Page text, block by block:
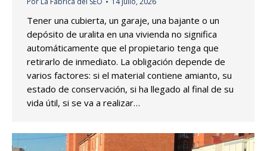
Tener una cubierta, un garaje, una bajante o un
depósito de uralita en una vivienda no significa
automáticamente que el propietario tenga que
retirarlo de inmediato. La obligación depende de
varios factores: si el material contiene amianto, su
estado de conservación, si ha llegado al final de su
vida útil, si se va a realizar…